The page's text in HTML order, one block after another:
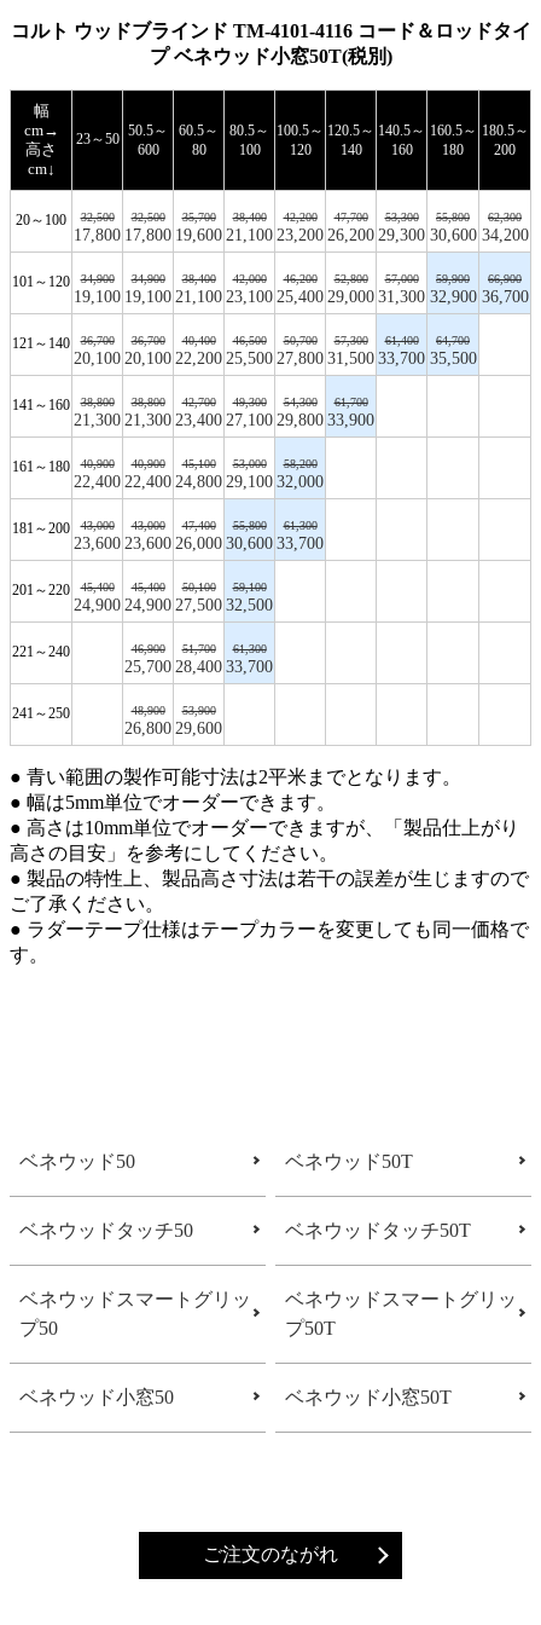
コルト ウッドブラインド TM-4101-4116 コード＆ロッドタイ
プ ベネウッド小窓50T(税別)
幅
cm→
高さ
cm↓
23～50 50.5～
600
60.5～
80
80.5～
100
100.5～
120
120.5～
140
140.5～
160
160.5～
180
180.5～
200
20～100 32,500
17,800
32,500
17,800
35,700
19,600
38,400
21,100
42,200
23,200
47,700
26,200
53,300
29,300
55,800
30,600
62,300
34,200
101～120 34,900
19,100
34,900
19,100
38,400
21,100
42,000
23,100
46,200
25,400
52,800
29,000
57,000
31,300
59,900
32,900
66,900
36,700
121～140 36,700
20,100
36,700
20,100
40,400
22,200
46,500
25,500
50,700
27,800
57,300
31,500
61,400
33,700
64,700
35,500
141～160 38,800
21,300
38,800
21,300
42,700
23,400
49,300
27,100
54,300
29,800
61,700
33,900
161～180 40,900
22,400
40,900
22,400
45,100
24,800
53,000
29,100
58,200
32,000
181～200 43,000
23,600
43,000
23,600
47,400
26,000
55,800
30,600
61,300
33,700
201～220 45,400
24,900
45,400
24,900
50,100
27,500
59,100
32,500
221～240 46,900
25,700
51,700
28,400
61,300
33,700
241～250 48,900
26,800
53,900
29,600
● 青い範囲の製作可能寸法は2平米までとなります。
● 幅は5mm単位でオーダーできます。
● 高さは10mm単位でオーダーできますが、「製品仕上がり
高さの目安」を参考にしてください。
● 製品の特性上、製品高さ寸法は若干の誤差が生じますので
ご了承ください。
● ラダーテープ仕様はテープカラーを変更しても同一価格で
す。
ベネウッド50 ベネウッド50T
ベネウッドタッチ50 ベネウッドタッチ50T
ベネウッドスマートグリッ
プ50
ベネウッドスマートグリッ
プ50T
ベネウッド小窓50 ベネウッド小窓50T
ご注文のながれ